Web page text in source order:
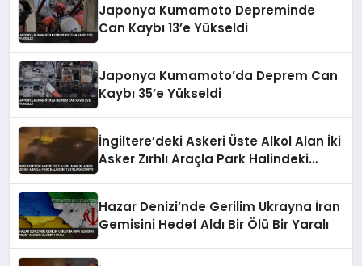
Japonya Kumamoto Depreminde
Can Kaybı 13’e Yükseldi
Japonya Kumamoto’da Deprem Can
Kaybı 35’e Yükseldi
İngiltere’deki Askeri Üste Alkol Alan İki
Asker Zırhlı Araçla Park Halindeki
Hazar Denizi’nde Gerilim Ukrayna İran
Gemisini Hedef Aldı Bir Ölü Bir Yaralı